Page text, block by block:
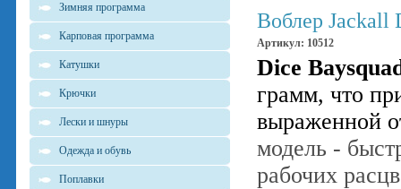
Зимняя программа
Карповая программа
Катушки
Крючки
Лески и шнуры
Одежда и обувь
Поплавки
Воблер Jackall
Артикул: 10512
Dice
грамм, что
выраженной
модель -
рабочих